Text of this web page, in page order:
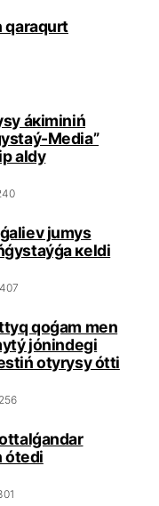
qаrаqurt
áкіmіnіń
Меdiа”
аldy
jumys
кеldі
407
qоǵаm mеn
jónіndеgі
оtyrysy óttі
256